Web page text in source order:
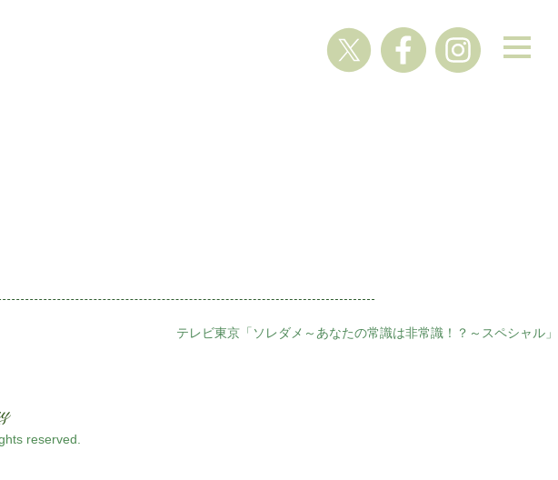
テレビ東京「ソレダメ～あなたの常識は非常識！？～スペシャル」
reserved.